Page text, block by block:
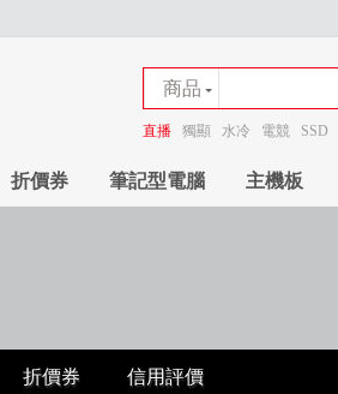
商品
商店
直播 獨顯 水冷 電競 SSD
折價券 筆記型電腦 主機板
折價券 信用評價